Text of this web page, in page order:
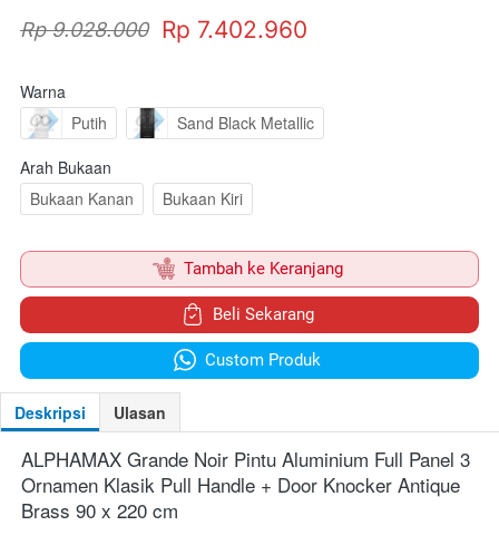
Rp 9.028.000 Rp 7.402.960
Warna
Putih
Sand Black Metallic
Arah Bukaan
Bukaan Kanan
Bukaan Kiri
` Tambah ke Keranjang
` Beli Sekarang
` Custom Produk
Deskripsi Ulasan
ALPHAMAX Grande Noir Pintu Aluminium Full Panel 3
Ornamen Klasik Pull Handle + Door Knocker Antique
Brass 90 x 220 cm